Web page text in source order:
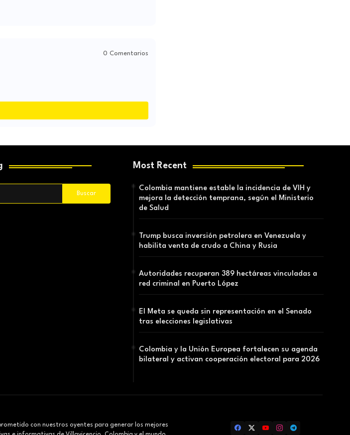
0 Comentarios
Most Recent
Colombia mantiene estable la incidencia de VIH y
mejora la detección temprana, según el Ministerio
de Salud
Trump busca inversión petrolera en Venezuela y
habilita venta de crudo a China y Rusia
Autoridades recuperan 389 hectáreas vinculadas a
red criminal en Puerto López
El Meta se queda sin representación en el Senado
tras elecciones legislativas
Colombia y la Unión Europea fortalecen su agenda
bilateral y activan cooperación electoral para 2026
con nuestros oyentes para generar los mejores